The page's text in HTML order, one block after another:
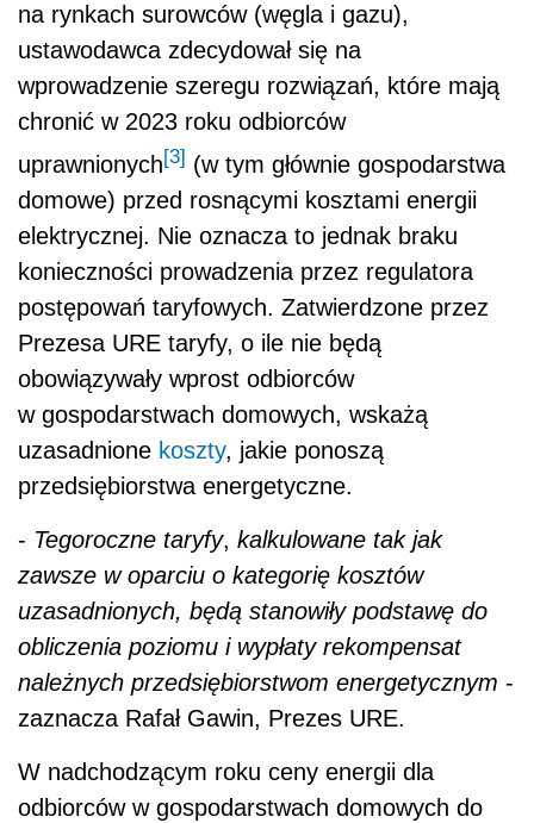
na rynkach surowców (węgla i gazu),
ustawodawca zdecydował się na
wprowadzenie szeregu rozwiązań, które mają
chronić w 2023 roku odbiorców
uprawnionych[3] (w tym głównie gospodarstwa
domowe) przed rosnącymi kosztami energii
elektrycznej. Nie oznacza to jednak braku
konieczności prowadzenia przez regulatora
postępowań taryfowych. Zatwierdzone przez
Prezesa URE taryfy, o ile nie będą
obowiązywały wprost odbiorców
w gospodarstwach domowych, wskażą
uzasadnione koszty, jakie ponoszą
przedsiębiorstwa energetyczne.
- Tegoroczne taryfy, kalkulowane tak jak
zawsze w oparciu o kategorię kosztów
uzasadnionych, będą stanowiły podstawę do
obliczenia poziomu i wypłaty rekompensat
należnych przedsiębiorstwom energetycznym -
zaznacza Rafał Gawin, Prezes URE.
W nadchodzącym roku ceny energii dla
odbiorców w gospodarstwach domowych do